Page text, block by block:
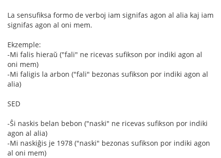
La sensufiksa formo de verboj iam signifas agon al alia kaj iam
signifas agon al oni mem.
Ekzemple:
-Mi falis hieraŭ ("fali" ne ricevas sufikson por indiki agon al
oni mem)
-Mi faligis la arbon ("fali" bezonas sufikson por indiki agon al
alia)
SED
-Ŝi naskis belan bebon ("naski" ne ricevas sufikson por indiki
agon al alia)
-Mi naskiĝis je 1978 ("naski" bezonas sufikson por indiki agon
al oni mem)